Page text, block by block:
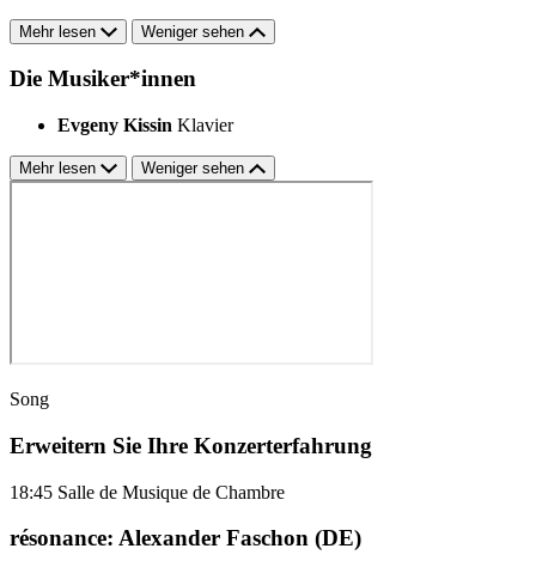
Mehr lesen Weniger sehen
Die Musiker*innen
Evgeny Kissin Klavier
Mehr lesen Weniger sehen
Song
Erweitern Sie Ihre Konzerterfahrung
18:45 Salle de Musique de Chambre
résonance: Alexander Faschon (DE)